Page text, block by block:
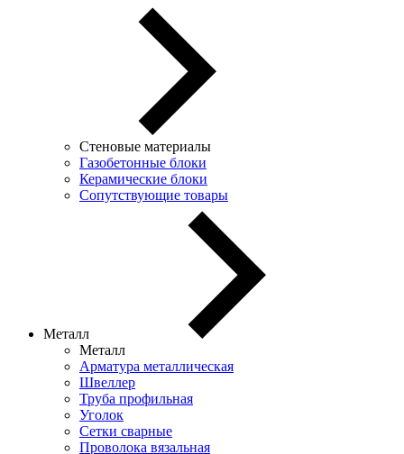
Стеновые материалы
Газобетонные блоки
Керамические блоки
Сопутствующие товары
Металл
Металл
Арматура металлическая
Швеллер
Труба профильная
Уголок
Сетки сварные
Проволока вязальная